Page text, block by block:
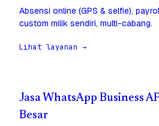
Absensi online (GPS & selfie),
custom milik sendiri, multi-cabang.
Lihat layanan →
Jasa WhatsApp Business
Besar